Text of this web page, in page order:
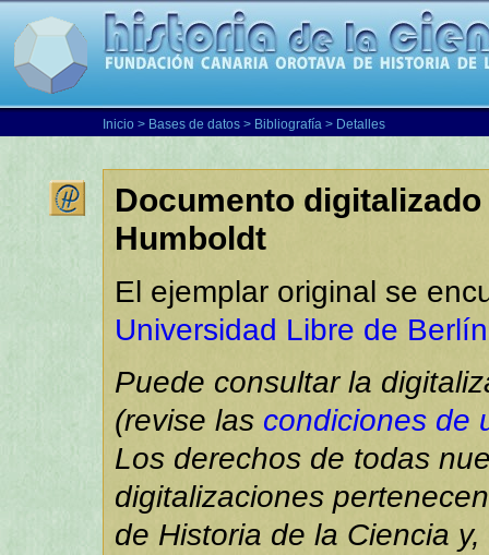
Inicio > Bases de datos > Bibliografía > Detalles
Documento
Humboldt
El ejemplar original se
Universidad Libre de Berlín
Puede consultar la
(revise las condiciones de
Los derechos de todas
digitalizaciones
de Historia de la Ciencia